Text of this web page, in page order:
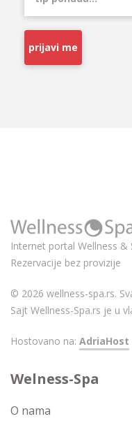
prijavi me
Internet portal Wellness &
Rezervacije bez provizije
© 2026 wellness-spa.rs.
Sajt Wellness-Spa.rs je u
Hostovano na: AdriaHost
Welness-Spa
O nama